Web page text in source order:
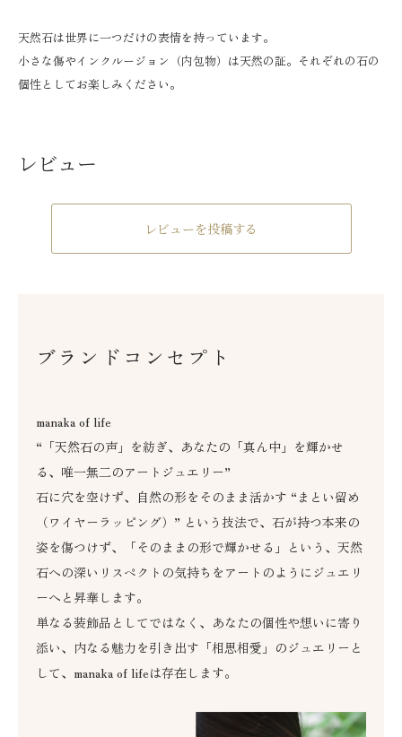
天然石は世界に一つだけの表情を持っています。
小さな傷やインクルージョン（内包物）は天然の証。それぞれの石の
個性としてお楽しみください。
レビュー
レビューを投稿する
ブランドコンセプト
manaka of life
“「天然石の声」を紡ぎ、あなたの「真ん中」を輝かせ
る、唯一無二のアートジュエリー”
石に穴を空けず、自然の形をそのまま活かす “まとい留め
（ワイヤーラッピング）” という技法で、石が持つ本来の
姿を傷つけず、「そのままの形で輝かせる」という、天然
石への深いリスペクトの気持ちをアートのようにジュエリ
ーへと昇華します。
単なる装飾品としてではなく、あなたの個性や想いに寄り
添い、内なる魅力を引き出す「相思相愛」のジュエリーと
して、manaka of lifeは存在します。